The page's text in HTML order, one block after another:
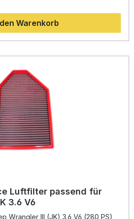
Verbrennung und
von BMC entwickelte Full
ein nahtloses Design aus
die Bruchgefahr reduziert und die
die mit speziellem Leichtöl getränkt
effiziente Filtration, wodurch die
verlängert wird. Dank der
wie epoxidbeschichtetem
die Filter beständig gegen
– perfekt für
und Fahrer, die Wert auf
legen. Erhöhter
Full Moulding-
Mehrlagige
Warenkorb
Luftfilter passend für
3.6 V6
Wrangler III (JK) 3.6 V6 (280 PS)